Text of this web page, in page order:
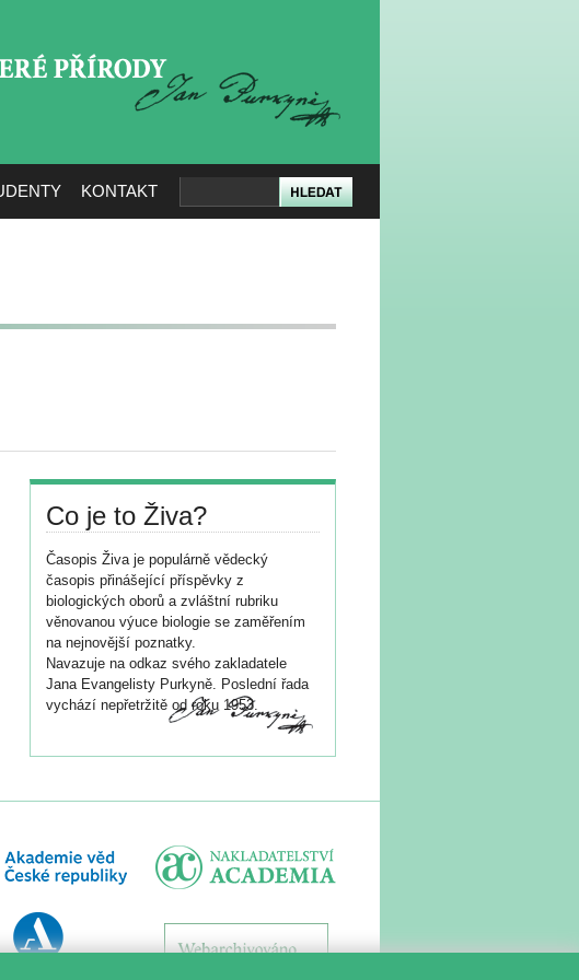
KONTAKT
Co je to Živa?
Časopis Živa je populárně vědecký
časopis přinášející příspěvky z
biologických oborů a zvláštní rubriku
věnovanou výuce biologie se zaměřením
na nejnovější poznatky.
Navazuje na odkaz svého zakladatele
Jana Evangelisty Purkyně. Poslední řada
vychází nepřetržitě od roku 1953.